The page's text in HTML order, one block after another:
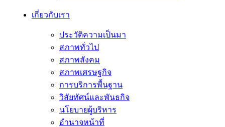
เกี่ยวกับเรา
ประวัติความเป็นมา
สภาพทั่วไป
สภาพสังคม
สภาพเศรษฐกิจ
การบริการพื้นฐาน
วิสัยทัศน์และพันธกิจ
นโยบายผู้บริหาร
อํานาจหน้าที่